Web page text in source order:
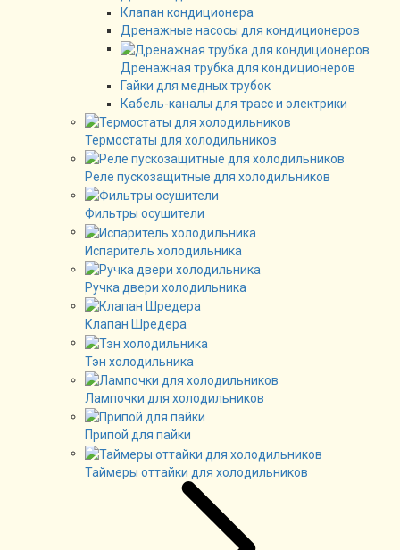
Клапан кондиционера
Дренажные насосы для кондиционеров
Дренажная трубка для кондиционеров
Гайки для медных трубок
Кабель-каналы для трасс и электрики
Термостаты для холодильников
Реле пускозащитные для холодильников
Фильтры осушители
Испаритель холодильника
Ручка двери холодильника
Клапан Шредера
Тэн холодильника
Лампочки для холодильников
Припой для пайки
Таймеры оттайки для холодильников